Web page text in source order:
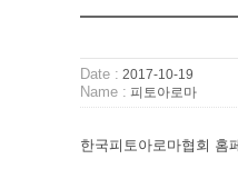
Date : 2017-10-19
Name : 피토아로마
한국피토아로마협회 홈